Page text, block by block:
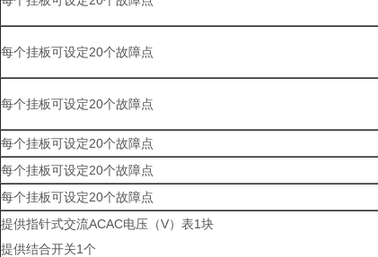
每个挂板可设定20个故障点
每个挂板可设定20个故障点
每个挂板可设定20个故障点
每个挂板可设定20个故障点
每个挂板可设定20个故障点
提供指针式交流ACAC电压（V）表1块
提供结合开关1个